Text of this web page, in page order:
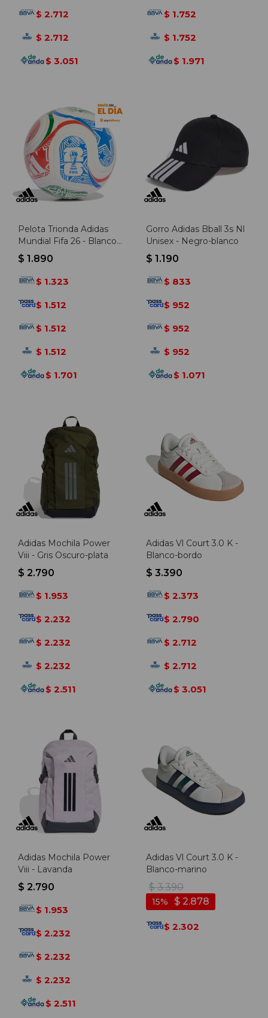
$ 2.712
$ 2.712
$ 3.051
$ 1.752
$ 1.752
$ 1.971
Pelota Trionda Adidas
Mundial Fifa 26 - Blanco-
rojo
$ 1.890
$ 1.323
$ 1.512
$ 1.512
$ 1.512
$ 1.701
Gorro Adidas Bball 3s Nl
Unisex - Negro-blanco
$ 1.190
$ 833
$ 952
$ 952
$ 952
$ 1.071
Adidas Mochila Power
Viii - Gris Oscuro-plata
$ 2.790
$ 1.953
$ 2.232
$ 2.232
$ 2.232
$ 2.511
Adidas Vl Court 3.0 K -
Blanco-bordo
$ 3.390
$ 2.373
$ 2.790
$ 2.712
$ 2.712
$ 3.051
Adidas Mochila Power
Viii - Lavanda
$ 2.790
$ 1.953
$ 2.232
$ 2.232
$ 2.232
$ 2.511
Adidas Vl Court 3.0 K -
Blanco-marino
$ 3.390
$ 2.878
15
$ 2.302